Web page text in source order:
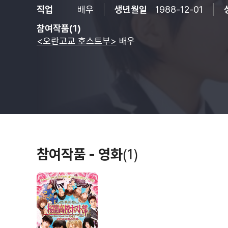
직업 배우 생년월일 1988-12-01
참여작품(1)
<오란고교 호스트부> 배우
참여작품 - 영화(1)